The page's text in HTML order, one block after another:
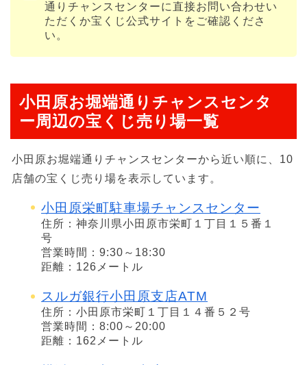
通りチャンスセンターに直接お問い合わせい
ただくか宝くじ公式サイトをご確認くださ
い。
小田原お堀端通りチャンスセンタ
ー周辺の宝くじ売り場一覧
小田原お堀端通りチャンスセンターから近い順に、10
店舗の宝くじ売り場を表示しています。
小田原栄町駐車場チャンスセンター
住所：神奈川県小田原市栄町１丁目１５番１
号
営業時間：9:30～18:30
距離：126メートル
スルガ銀行小田原支店ATM
住所：小田原市栄町１丁目１４番５２号
営業時間：8:00～20:00
距離：162メートル